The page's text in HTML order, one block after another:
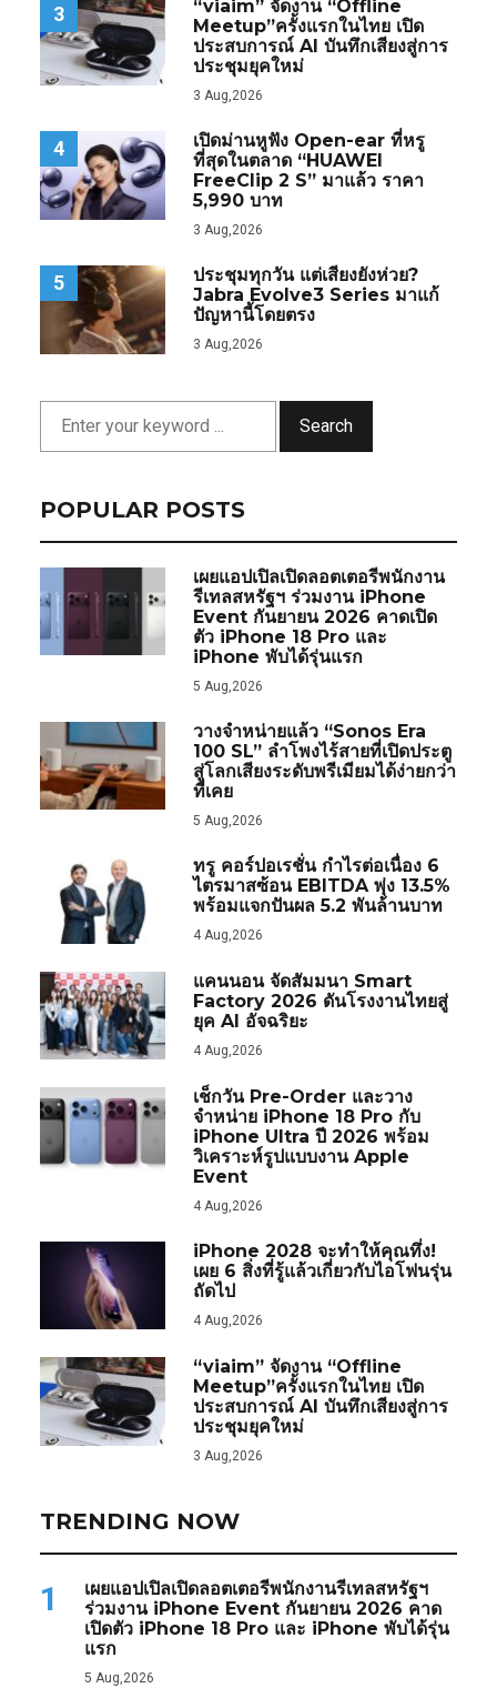
3
“viaim” จัดงาน “Offline
Meetup”ครั้งแรกในไทย เปิด
ประสบการณ์ AI บันทึกเสียงสู่การ
ประชุมยุคใหม่
3 Aug,2026
4
เปิดม่านหูฟัง Open-ear ที่หรู
ที่สุดในตลาด “HUAWEI
FreeClip 2 S” มาแล้ว ราคา
5,990 บาท
3 Aug,2026
5
ประชุมทุกวัน แต่เสียงยังห่วย?
Jabra Evolve3 Series มาแก้
ปัญหานี้โดยตรง
3 Aug,2026
Search
POPULAR POSTS
เผยแอปเปิลเปิดลอตเตอรีพนักงาน
รีเทลสหรัฐฯ ร่วมงาน iPhone
Event กันยายน 2026 คาดเปิด
ตัว iPhone 18 Pro และ
iPhone พับได้รุ่นแรก
5 Aug,2026
วางจำหน่ายแล้ว “Sonos Era
100 SL” ลำโพงไร้สายที่เปิดประตู
สู่โลกเสียงระดับพรีเมียมได้ง่ายกว่า
ที่เคย
5 Aug,2026
ทรู คอร์ปอเรชั่น กำไรต่อเนื่อง 6
ไตรมาสซ้อน EBITDA พุ่ง 13.5%
พร้อมแจกปันผล 5.2 พันล้านบาท
4 Aug,2026
แคนนอน จัดสัมมนา Smart
Factory 2026 ดันโรงงานไทยสู่
ยุค AI อัจฉริยะ
4 Aug,2026
เช็กวัน Pre-Order และวาง
จำหน่าย iPhone 18 Pro กับ
iPhone Ultra ปี 2026 พร้อม
วิเคราะห์รูปแบบงาน Apple
Event
4 Aug,2026
iPhone 2028 จะทำให้คุณทึ่ง!
เผย 6 สิ่งที่รู้แล้วเกี่ยวกับไอโฟนรุ่น
ถัดไป
4 Aug,2026
“viaim” จัดงาน “Offline
Meetup”ครั้งแรกในไทย เปิด
ประสบการณ์ AI บันทึกเสียงสู่การ
ประชุมยุคใหม่
3 Aug,2026
TRENDING NOW
1
เผยแอปเปิลเปิดลอตเตอรีพนักงานรีเทลสหรัฐฯ
ร่วมงาน iPhone Event กันยายน 2026 คาด
เปิดตัว iPhone 18 Pro และ iPhone พับได้รุ่น
แรก
5 Aug,2026